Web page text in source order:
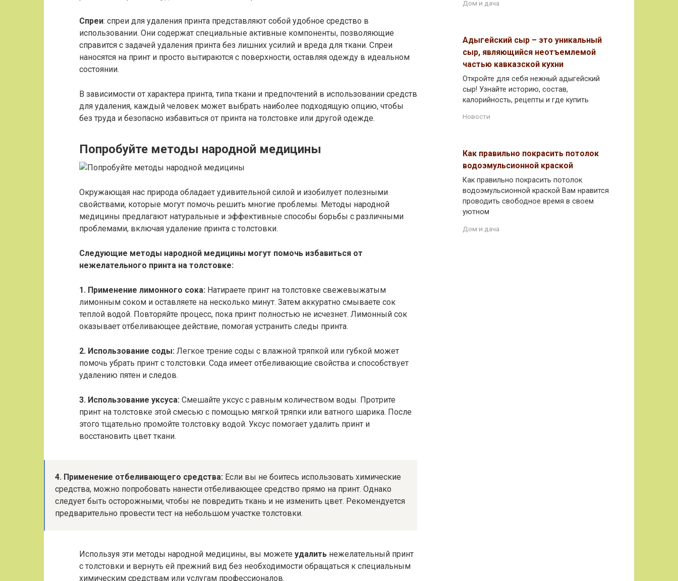
Спреи: спреи для удаления принта представляют собой удобное средство в
использовании. Они содержат специальные активные компоненты, позволяющие
справится с задачей удаления принта без лишних усилий и вреда для ткани. Спреи
наносятся на принт и просто вытираются с поверхности, оставляя одежду в идеальном
состоянии.
В зависимости от характера принта, типа ткани и предпочтений в использовании средств
для удаления, каждый человек может выбрать наиболее подходящую опцию, чтобы
без труда и безопасно избавиться от принта на толстовке или другой одежде.
Попробуйте методы народной медицины
Окружающая нас природа обладает удивительной силой и изобилует полезными
свойствами, которые могут помочь решить многие проблемы. Методы народной
медицины предлагают натуральные и эффективные способы борьбы с различными
проблемами, включая удаление принта с толстовки.
Следующие методы народной медицины могут помочь избавиться от
нежелательного принта на толстовке:
1. Применение лимонного сока: Натираете принт на толстовке свежевыжатым
лимонным соком и оставляете на несколько минут. Затем аккуратно смываете сок
теплой водой. Повторяйте процесс, пока принт полностью не исчезнет. Лимонный сок
оказывает отбеливающее действие, помогая устранить следы принта.
2. Использование соды: Легкое трение соды с влажной тряпкой или губкой может
помочь убрать принт с толстовки. Сода имеет отбеливающие свойства и способствует
удалению пятен и следов.
3. Использование уксуса: Смешайте уксус с равным количеством воды. Протрите
принт на толстовке этой смесью с помощью мягкой тряпки или ватного шарика. После
этого тщательно промойте толстовку водой. Уксус помогает удалить принт и
восстановить цвет ткани.
4. Применение отбеливающего средства: Если вы не боитесь использовать химические
средства, можно попробовать нанести отбеливающее средство прямо на принт. Однако
следует быть осторожными, чтобы не повредить ткань и не изменить цвет. Рекомендуется
предварительно провести тест на небольшом участке толстовки.
Используя эти методы народной медицины, вы можете удалить нежелательный принт
с толстовки и вернуть ей прежний вид без необходимости обращаться к специальным
химическим средствам или услугам профессионалов.
Дом и дача
Адыгейский сыр – это уникальный
сыр, являющийся неотъемлемой
частью кавказской кухни
Откройте для себя нежный адыгейский
сыр! Узнайте историю, состав,
калорийность, рецепты и где купить
Новости
Как правильно покрасить потолок
водоэмульсионной краской
Как правильно покрасить потолок
водоэмульсионной краской Вам нравится
проводить свободное время в своем
уютном
Дом и дача